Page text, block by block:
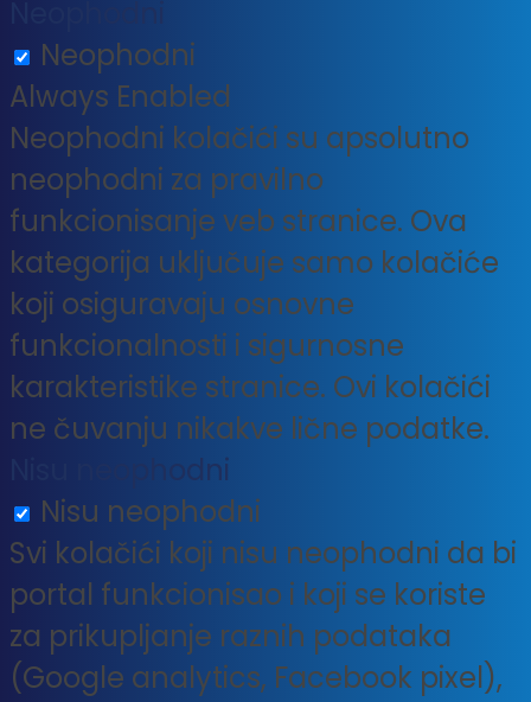
Neophodni
Always Enabled
Neophodni kolačići su apsolutno
neophodni za pravilno
funkcionisanje veb stranice. Ova
kategorija uključuje samo kolačiće
koji osiguravaju osnovne
funkcionalnosti i sigurnosne
karakteristike stranice. Ovi kolačići
ne čuvanju nikakve lične podatke.
Nisu neophodni
Nisu neophodni
Svi kolačići koji nisu neophodni da bi
portal funkcionisao i koji se koriste
za prikupljanje raznih podataka
(Google analytics, Facebook pixel),